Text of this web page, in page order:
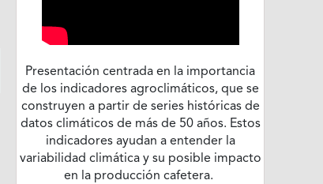
Presentación centrada en la importancia
de los indicadores agroclimáticos, que se
construyen a partir de series históricas de
datos climáticos de más de 50 años. Estos
indicadores ayudan a entender la
variabilidad climática y su posible impacto
en la producción cafetera.